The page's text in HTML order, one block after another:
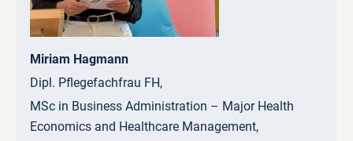
Miriam Hagmann
Dipl. Pflegefachfrau FH,
MSc in Business Administration – Major Health
Economics and Healthcare Management,